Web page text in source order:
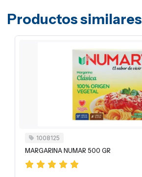
Productos similares
1008125
MARGARINA NUMAR 500 GR